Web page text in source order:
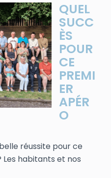
QUEL
SUCC
ÈS
POUR
CE
PREMI
ER
APÉR
O
réussite pour ce
habitants et nos